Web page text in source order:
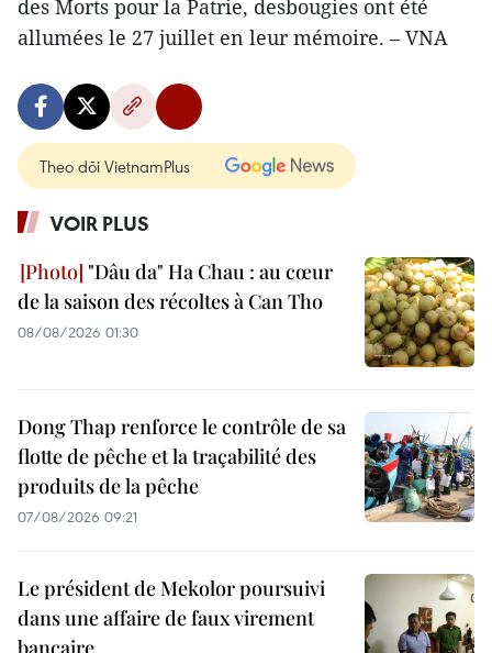
des Morts pour la Patrie, desbougies ont été
allumées le 27 juillet en leur mémoire. – VNA
Theo dõi VietnamPlus
VOIR PLUS
"Dâu da" Ha Chau : au cœur
de la saison des récoltes à Can Tho
08/08/2026 01:30
Dong Thap renforce le contrôle de sa
flotte de pêche et la traçabilité des
produits de la pêche
07/08/2026 09:21
Le président de Mekolor poursuivi
dans une affaire de faux virement
bancaire